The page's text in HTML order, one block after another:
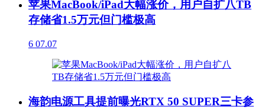
苹果MacBook/iPad大幅涨价，用户自扩八TB
存储省1.5万元但门槛极高
6 07.07
海韵电源工具提前曝光RTX 50 SUPER三卡参